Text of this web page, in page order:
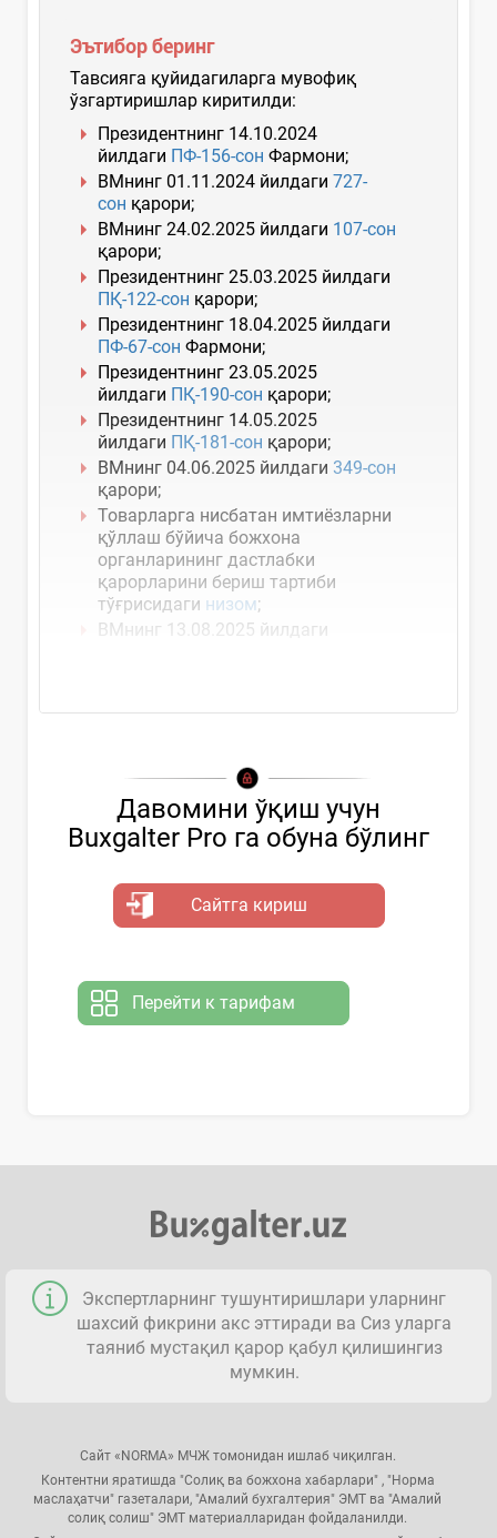
Эътибор беринг
Тавсияга қуйидагиларга мувофиқ
ўзгартиришлар киритилди:
Президентнинг 14.10.2024
йилдаги ПФ-156-сон Фармони;
ВМнинг 01.11.2024 йилдаги 727-
сон қарори;
ВМнинг 24.02.2025 йилдаги 107-сон
қарори;
Президентнинг 25.03.2025 йилдаги
ПҚ-122-сон қарори;
Президентнинг 18.04.2025 йилдаги
ПФ-67-сон Фармони;
Президентнинг 23.05.2025
йилдаги ПҚ-190-сон қарори;
Президентнинг 14.05.2025
йилдаги ПҚ-181-сон қарори;
ВМнинг 04.06.2025 йилдаги 349-сон
қарори;
Товарларга нисбатан имтиёзларни
қўллаш бўйича божхона
органларининг дастлабки
қарорларини бериш тартиби
тўғрисидаги низом;
ВМнинг 13.08.2025 йилдаги
Давомини ўқиш учун
Buxgalter Pro га обуна бўлинг
Сайтга кириш
Перейти к тарифам
Экспертларнинг тушунтиришлари уларнинг
шахсий фикрини акс эттиради ва Сиз уларга
таяниб мустақил қарор қабул қилишингиз
мумкин.
Сайт «NORMA» МЧЖ томонидан ишлаб чиқилган.
Контентни яратишда "Солиқ ва божхона хабарлари" , "Норма
маслаҳатчи" газеталари, "Амалий бухгалтерия" ЭМТ ва "Амалий
солиқ солиш" ЭМТ материалларидан фойдаланилди.